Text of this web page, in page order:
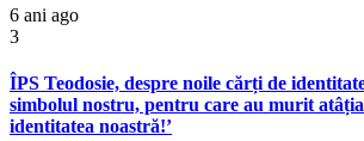
6 ani ago
3
ÎPS Teodosie, despre noile cărți de
simbolul nostru, pentru care au murit
identitatea noastră!’